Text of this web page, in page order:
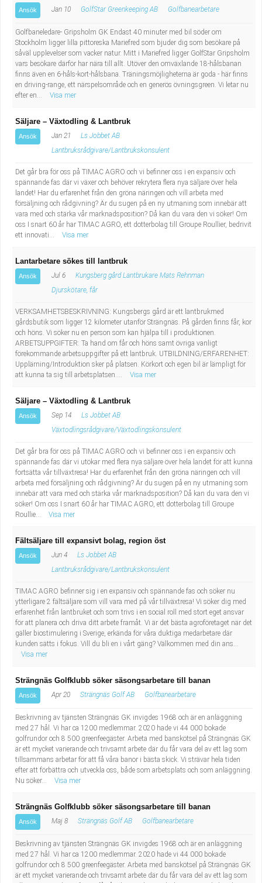
Ansök Jan 10 GolfStar Greenkeeping AB Golfbanearbetare
Golfbaneledare- Gripsholm GK Endast 40 minuter med bil söder om
Stockholm ligger lilla pittoreska Mariefred som bjuder dig som besökare på
såväl upplevelser som vacker natur. Mitt i Mariefred ligger GolfStar Gripsholm
vars besökare därför har nära till allt. Utöver den omväxlande 18-hålsbanan
finns även en 6-håls-kort-hålsbana. Träningsmöjligheterna är goda - här finns
en driving-range, ett närspelsområde och en generös övningsgreen. Vi letar nu
efter en...
Visa mer
Säljare – Växtodling & Lantbruk
Ansök Jan 21
Ls Jobbet AB
Lantbruksrådgivare/Lantbrukskonsulent
Det går bra för oss på TIMAC AGRO och vi befinner oss i en expansiv och
spännande fas där vi växer och behöver rekrytera flera nya säljare över hela
landet! Har du erfarenhet från den gröna näringen och vill arbeta med
försäljning och rådgivning? Är du sugen på en ny utmaning som innebär att
vara med och stärka vår marknadsposition? Då kan du vara den vi söker! Om
oss I snart 60 år har TIMAC AGRO, ett dotterbolag till Groupe Roullier, bedrivit
ett innovati...
Visa mer
Lantarbetare sökes till lantbruk
Ansök Jul 6
Kungsberg gård Lantbrukare Mats Rehnman
Djurskötare, får
VERKSAMHETSBESKRIVNING: Kungsbergs gård är ett lantbrukmed
gårdsbutik som ligger 12 kilometer utanför Strängnäs. På gården finns får, kor
och höns. Vi söker nu en person som kan hjälpa till i produktionen.
ARBETSUPPGIFTER: Ta hand om får och höns samt övriga vanligt
förekommande arbetsuppgifter på ett lantbruk. UTBILDNING/ERFARENHET:
Upplärning/Introduktion sker på platsen. Körkort och egen bil är lämpligt för
att kunna ta sig till arbetsplatsen....
Visa mer
Säljare – Växtodling & Lantbruk
Ansök Sep 14
Ls Jobbet AB
Växtodlingsrådgivare/Växtodlingskonsulent
Det går bra för oss på TIMAC AGRO och vi befinner oss i en expansiv och
spännande fas där vi utökar med flera nya säljare över hela landet för att kunna
fortsätta vår tillväxtresa! Har du erfarenhet från den gröna näringen och vill
arbeta med försäljning och rådgivning? Är du sugen på en ny utmaning som
innebär att vara med och stärka vår marknadsposition? Då kan du vara den vi
söker! Om oss I snart 60 år har TIMAC AGRO, ett dotterbolag till Groupe
Roullie...
Visa mer
Fältsäljare till expansivt bolag, region öst
Ansök Jun 4
Ls Jobbet AB
Lantbruksrådgivare/Lantbrukskonsulent
TIMAC AGRO befinner sig i en expansiv och spännande fas och söker nu
ytterligare 2 fältsäljare som vill vara med på vår tillväxtresa! Vi söker dig med
erfarenhet från lantbruket och som trivs i en social roll med stort eget ansvar
för att planera och driva ditt arbete framåt. Vi är det bästa agroföretaget när det
gäller biostimulering i Sverige, erkända för våra duktiga medarbetare där
kunden sätts i fokus. Vill du bli en i vårt gäng? Välkommen med din ans...
Visa mer
Strängnäs Golfklubb söker säsongsarbetare till banan
Ansök Apr 20 Strängnäs Golf AB Golfbanearbetare
Beskrivning av tjänsten Strängnäs GK invigdes 1968 och är en anläggning
med 27 hål. Vi har ca 1200 medlemmar. 2020 hade vi 44 000 bokade
golfrundor och 8 500 greenfeegäster. Arbeta med banskötsel på Strängnäs GK
är ett mycket varierande och trivsamt arbete där du får vara del av ett lag som
tillsammans arbetar för att få våra banor i bästa skick. Vi strävar hela tiden
efter att förbättra och utveckla oss, både som arbetsplats och som anläggning.
Nu söker...
Visa mer
Strängnäs Golfklubb söker säsongsarbetare till banan
Ansök Maj 8 Strängnäs Golf AB Golfbanearbetare
Beskrivning av tjänsten Strängnäs GK invigdes 1968 och är en anläggning
med 27 hål. Vi har ca 1200 medlemmar. 2020 hade vi 44 000 bokade
golfrundor och 8 500 greenfeegäster. Arbeta med banskötsel på Strängnäs GK
är ett mycket varierande och trivsamt arbete där du får vara del av ett lag som